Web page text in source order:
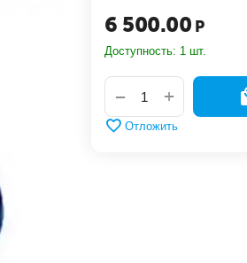
6 500.00 Р
Доступность: 1 шт.
+
−
Отложить